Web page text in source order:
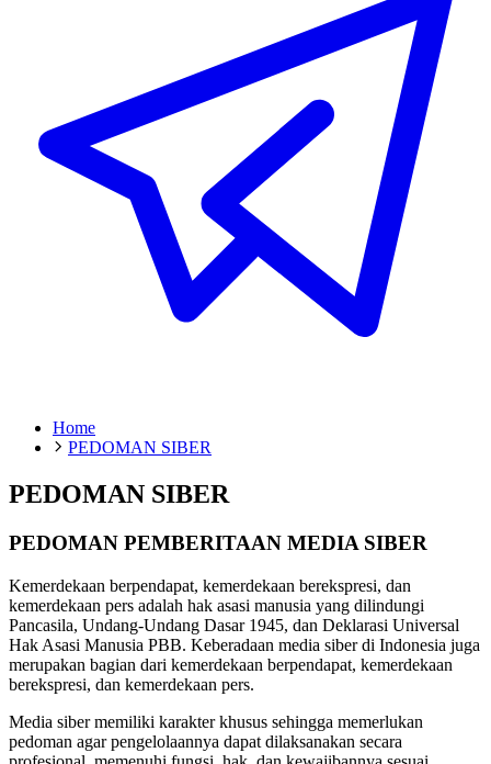
Home
PEDOMAN SIBER
PEDOMAN SIBER
PEDOMAN PEMBERITAAN MEDIA SIBER
Kemerdekaan berpendapat, kemerdekaan berekspresi, dan
kemerdekaan pers adalah hak asasi manusia yang dilindungi
Pancasila, Undang-Undang Dasar 1945, dan Deklarasi Universal
Hak Asasi Manusia PBB. Keberadaan media siber di Indonesia juga
merupakan bagian dari kemerdekaan berpendapat, kemerdekaan
berekspresi, dan kemerdekaan pers.
Media siber memiliki karakter khusus sehingga memerlukan
pedoman agar pengelolaannya dapat dilaksanakan secara